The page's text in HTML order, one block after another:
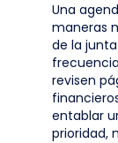
Una
maneras
de la
revisen
entablar
prioridad,